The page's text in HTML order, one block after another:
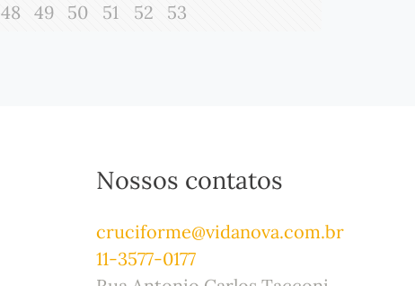
48 49 50 51 52
53
Nossos contatos
cruciforme@vidanova.com.br
11-3577-0177